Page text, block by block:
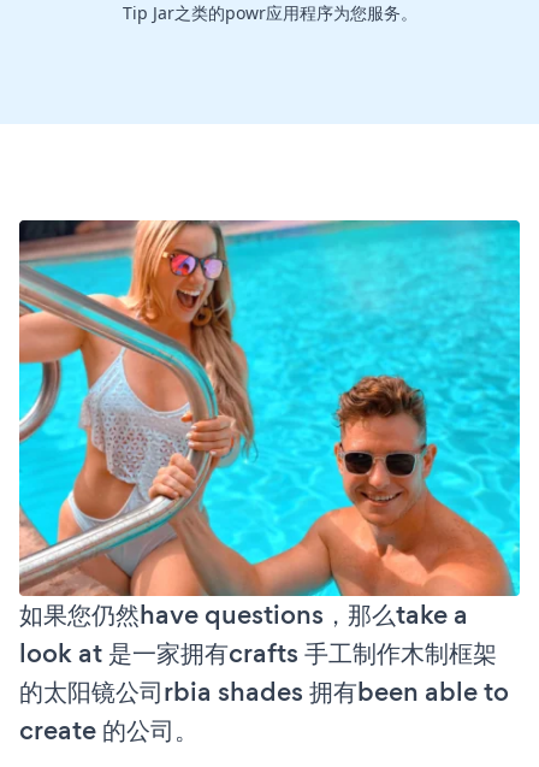
Tip Jar之类的powr应用程序为您服务。
如果您仍然have questions，那么take a
look at 是一家拥有crafts 手工制作木制框架
的太阳镜公司rbia shades 拥有been able to
create 的公司。